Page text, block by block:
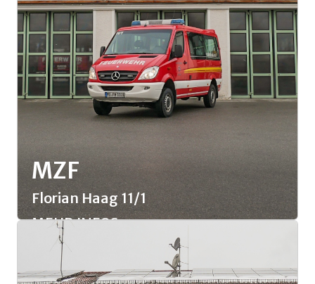
MZF
Florian Haag 11/1
MEHR INFOS
span style="color: rgb(255, 255, 255);">